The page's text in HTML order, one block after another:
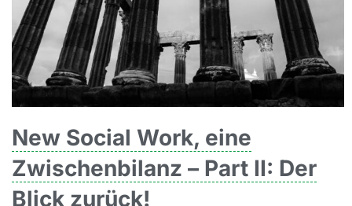
New Social Work, eine
Zwischenbilanz – Part II: Der
Blick zurück!